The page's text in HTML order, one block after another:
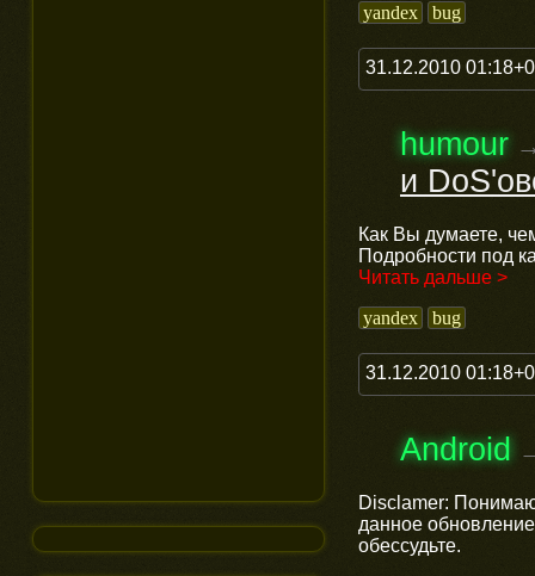
yandex
bug
31.12.2010
humour
и
Как Вы думаете,
Подробности под
Читать дальше >
yandex
bug
31.12.2010
Android
Disclamer:
данное
обессудьте.